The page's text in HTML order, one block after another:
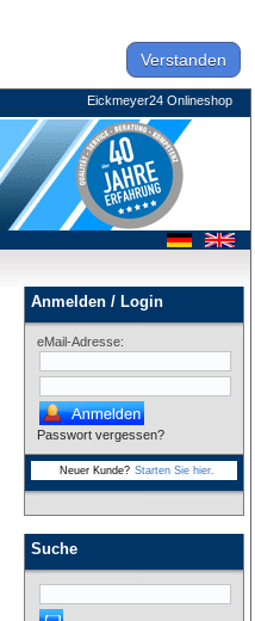
Verstanden
Eickmeyer24 Onlineshop
Anmelden / Login
eMail-Adresse:
Passwort vergessen?
Neuer Kunde? Starten Sie hier.
Suche